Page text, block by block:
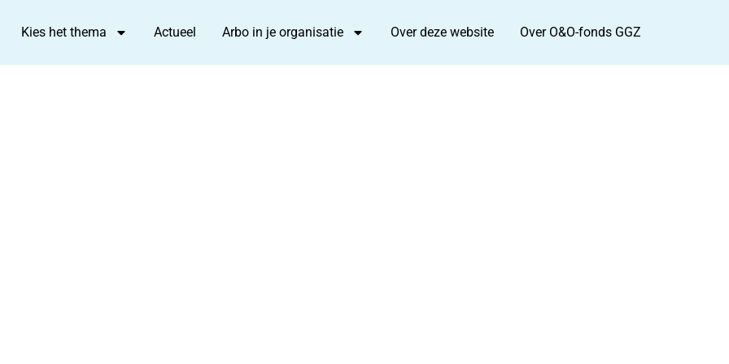
Kies het thema Actueel Arbo in je organisatie Over deze website Over O&O-fonds GGZ